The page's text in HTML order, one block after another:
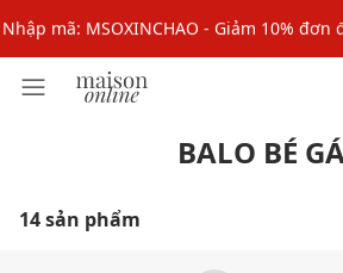
Nhập mã: MSOXINCHAO - Giảm 10%
Nhập mã MSOPAY100: giảm ngay 10%
BALO BÉ
14 sản phẩm